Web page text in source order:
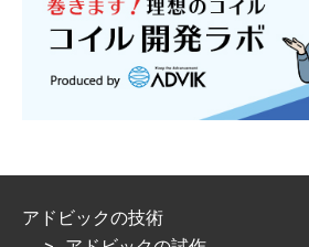
アドビックの技術